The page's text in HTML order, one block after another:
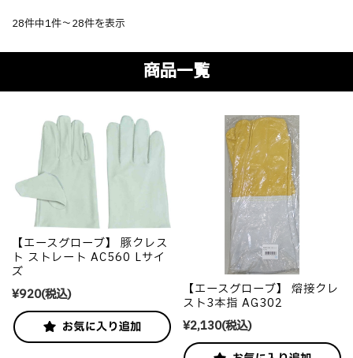
28件中1件～28件を表示
商品一覧
【エースグローブ】 豚クレス
ト ストレート AC560 Lサイ
ズ
¥920(税込)
【エースグローブ】 熔接クレ
スト3本指 AG302
¥2,130(税込)